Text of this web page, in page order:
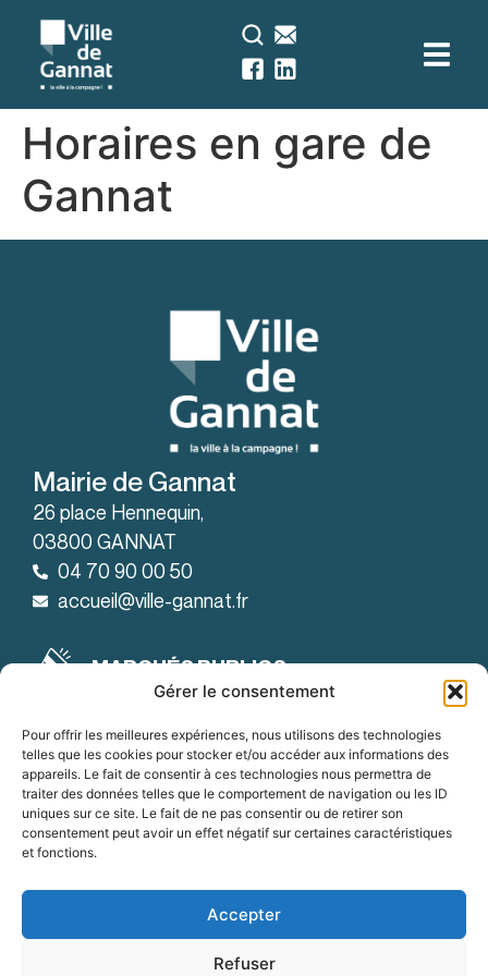
Gérer le consentement
Pour offrir les meilleures expériences, nous utilisons des technologies
telles que les cookies pour stocker et/ou accéder aux informations des
appareils. Le fait de consentir à ces technologies nous permettra de
traiter des données telles que le comportement de navigation ou les ID
uniques sur ce site. Le fait de ne pas consentir ou de retirer son
consentement peut avoir un effet négatif sur certaines caractéristiques
et fonctions.
Accepter
Refuser
principal
Horaires en gare de
Gannat
Mairie de Gannat
26 place Hennequin,
03800 GANNAT
04 70 90 00 50
accueil@ville-gannat.fr
MARCHÉS PUBLICS
Horaires d’ouverture
Le lundi: de 08h30 à 12h et de 14h à 18h
Le mardi: de 08h30 à 12h et de 14h à 19h
Du mercredi au vendredi:
de 8h30 à 12h et de 14h à 18h
OFFRES D'EMPLOI